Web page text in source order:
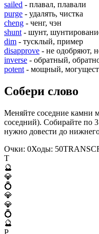
sailed - плавал, плавали
purge - удалять, чистка
cheng - ченг, чэн
shunt - шунт,
dim - тусклый, пример
disapprove - не одобряют,
inverse - обратный,
potent - мощный,
Собери слово
Меняйте соседние камни
соседний). Собирайте по
нужно довести до
Очки: 0Ходы: 50TRANSC
T
🔮
💎
💍
💎
💎
💍
🔮
P